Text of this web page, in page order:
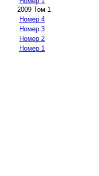
2009 Том 1
Номер 4
Номер 3
Номер 2
Номер 1